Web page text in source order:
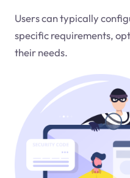
Users can typically
specific requirements,
their needs.